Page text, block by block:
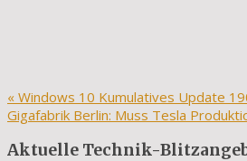
« Windows 10 Kumulatives Update
Gigafabrik Berlin: Muss Tesla
Aktuelle Technik-